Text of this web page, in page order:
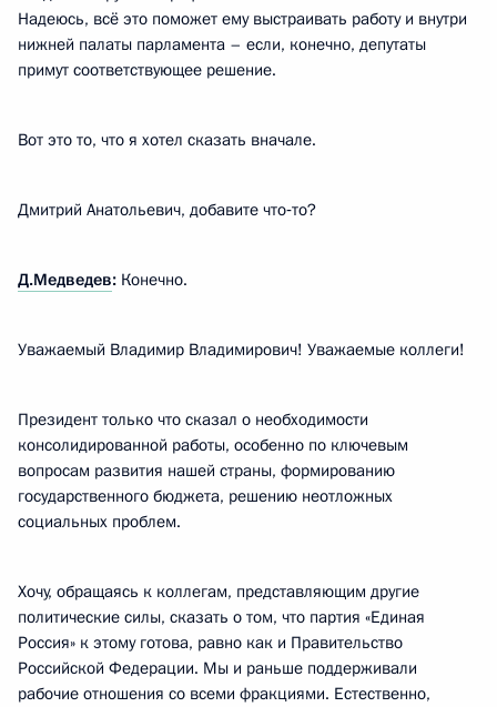
Надеюсь, всё это поможет ему выстраивать работу и внутри
нижней палаты парламента – если, конечно, депутаты
примут соответствующее решение.
Вот это то, что я хотел сказать вначале.
Дмитрий Анатольевич, добавите что‑то?
Д.Медведев: Конечно.
Уважаемый Владимир Владимирович! Уважаемые коллеги!
Президент только что сказал о необходимости
консолидированной работы, особенно по ключевым
вопросам развития нашей страны, формированию
государственного бюджета, решению неотложных
социальных проблем.
Хочу, обращаясь к коллегам, представляющим другие
политические силы, сказать о том, что партия «Единая
Россия» к этому готова, равно как и Правительство
Российской Федерации. Мы и раньше поддерживали
рабочие отношения со всеми фракциями. Естественно,